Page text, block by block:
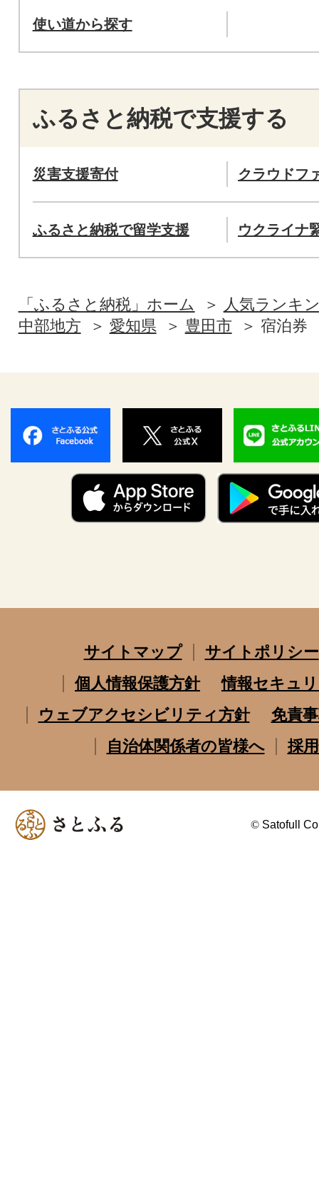
使い道から探す
ふるさと納税で支援する
災害支援寄付 クラウドフ
ふるさと納税で留学支援 ウクライナ
「ふるさと納税」ホーム
人気ランキ
中部地方
愛知県 豊田市 宿泊券
サイトマップ
サイトポリシー
個人情報保護方針
情報セキュ
ウェブアクセシビリティ方針
免責
自治体関係者の皆様へ
採
© Satofull